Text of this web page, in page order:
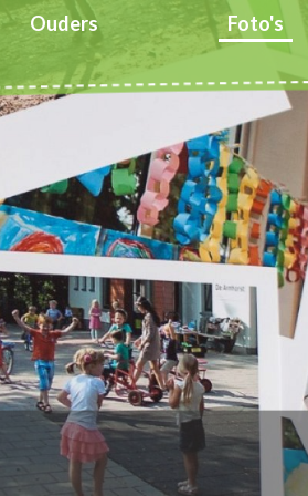
Ouders Foto's